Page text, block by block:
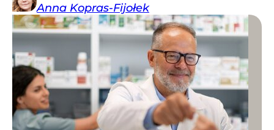
Anna Kopras-Fijołek